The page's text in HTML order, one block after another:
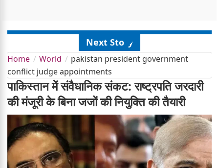
Next Story
Home World
pakistan president government
conflict judge appointments
पाकिस्तान में संवैधानिक संकट: राष्ट्रपति जरदारी
की मंजूरी के बिना जजों की नियुक्ति की तैयारी